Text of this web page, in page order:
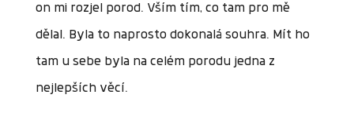
on mi rozjel porod. Vším tím, co tam pro mě
dělal. Byla to naprosto dokonalá souhra. Mít ho
tam u sebe byla na celém porodu jedna z
nejlepších věcí.